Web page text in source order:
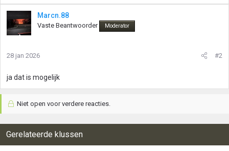
Marcn.88
Vaste Beantwoorder Moderator
28 jan 2026 #2
ja dat is mogelijk
Niet open voor verdere reacties.
Gerelateerde klussen